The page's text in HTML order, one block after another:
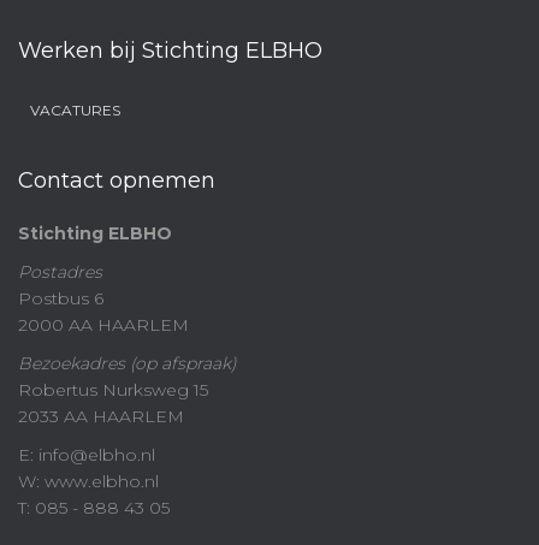
Werken bij Stichting ELBHO
VACATURES
Contact opnemen
Stichting ELBHO
Postadres
Postbus 6
2000 AA HAARLEM
Bezoekadres (op afspraak)
Robertus Nurksweg 15
2033 AA HAARLEM
E: info@elbho.nl
W: www.elbho.nl
T: 085 - 888 43 05